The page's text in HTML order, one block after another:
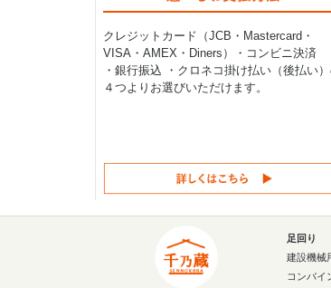
クレジットカード（JCB・Mastercard・
VISA・AMEX・Diners）・コンビニ決済
・銀行振込 ・クロネコ掛け払い（後払い
４つよりお選びいただけます。
足回り
建設機械
コンバイ